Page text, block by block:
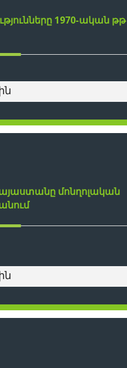
1970-ական թթ
մոնղոլական